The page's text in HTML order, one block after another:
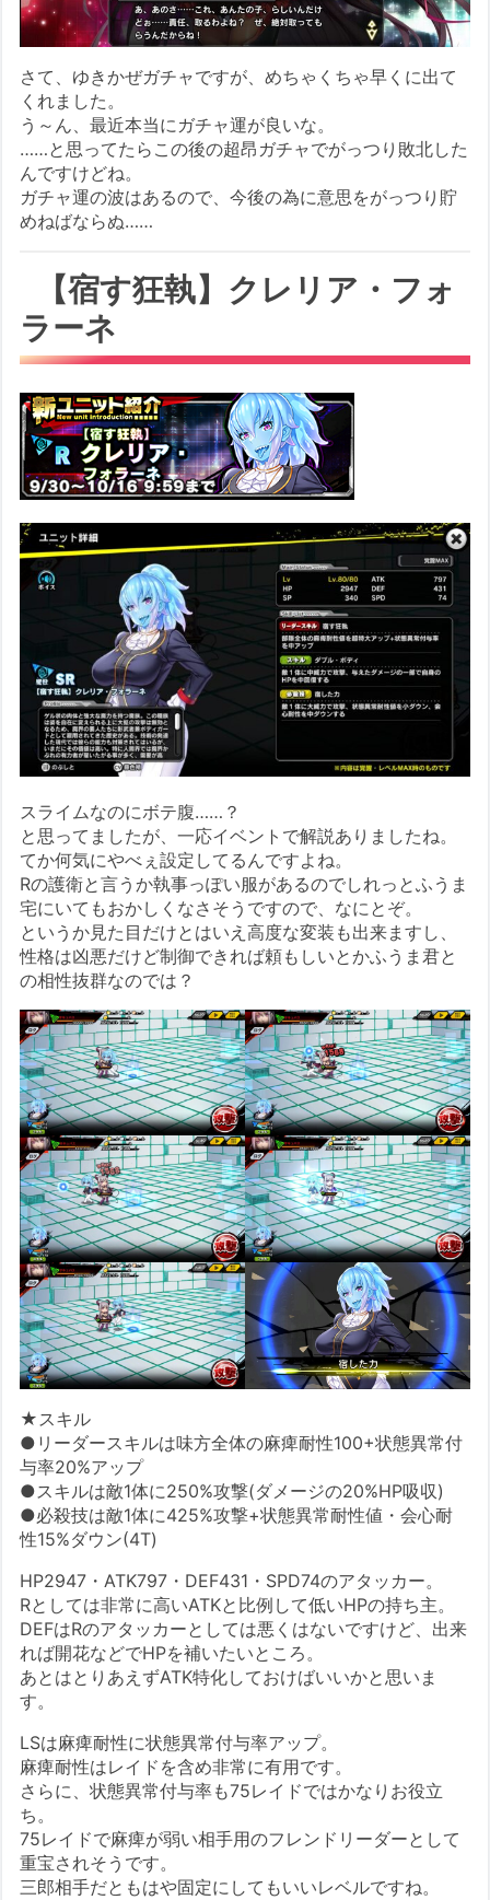
さて、ゆきかぜガチャですが、めちゃくちゃ早くに出て
くれました。
う～ん、最近本当にガチャ運が良いな。
……と思ってたらこの後の超昂ガチャでがっつり敗北した
んですけどね。
ガチャ運の波はあるので、今後の為に意思をがっつり貯
めねばならぬ……
【宿す狂執】クレリア・フォ
ラーネ
スライムなのにボテ腹……？
と思ってましたが、一応イベントで解説ありましたね。
てか何気にやべぇ設定してるんですよね。
Rの護衛と言うか執事っぽい服があるのでしれっとふうま
宅にいてもおかしくなさそうですので、なにとぞ。
というか見た目だけとはいえ高度な変装も出来ますし、
性格は凶悪だけど制御できれば頼もしいとかふうま君と
の相性抜群なのでは？
★スキル
●リーダースキルは味方全体の麻痺耐性100+状態異常付
与率20%アップ
●スキルは敵1体に250%攻撃(ダメージの20%HP吸収)
●必殺技は敵1体に425%攻撃+状態異常耐性値・会心耐
性15%ダウン(4T)
HP2947・ATK797・DEF431・SPD74のアタッカー。
Rとしては非常に高いATKと比例して低いHPの持ち主。
DEFはRのアタッカーとしては悪くはないですけど、出来
れば開花などでHPを補いたいところ。
あとはとりあえずATK特化しておけばいいかと思いま
す。
LSは麻痺耐性に状態異常付与率アップ。
麻痺耐性はレイドを含め非常に有用です。
さらに、状態異常付与率も75レイドではかなりお役立
ち。
75レイドで麻痺が弱い相手用のフレンドリーダーとして
重宝されそうです。
三郎相手だともはや固定にしてもいいレベルですね。